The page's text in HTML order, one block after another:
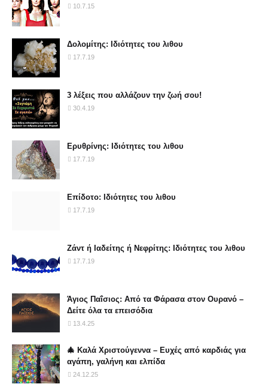
10.7.15
Δολομίτης: Ιδιότητες του λιθου
17.7.19
3 λέξεις που αλλάζουν την ζωή σου!
30.4.19
Ερυθρίνης: Ιδιότητες του λιθου
17.7.19
Επίδοτο: Ιδιότητες του λιθου
17.7.19
Ζάντ ή Ιαδείτης ή Νεφρίτης: Ιδιότητες του λιθου
17.7.19
Άγιος Παΐσιος: Από τα Φάρασα στον Ουρανό –
Δείτε όλα τα επεισόδια
13.4.25
🎄 Καλά Χριστούγεννα – Ευχές από καρδιάς για
αγάπη, γαλήνη και ελπίδα
24.12.25